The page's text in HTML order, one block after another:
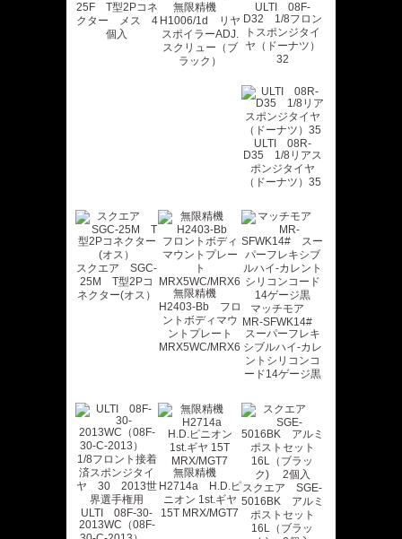
25F T型2Pコネ
クター メス 4
個入
無限精機
H1006/1d リヤ
スポイラーADJ.
スクリュー（ブ
ラック）
ULTI 08F-
D32 1/8フロン
トスポンジタイ
ヤ（ドーナツ）
32
ULTI 08R-
D35 1/8リアス
ポンジタイヤ
（ドーナツ）35
スクエア SGC-
25M T型2Pコ
ネクター(オス）
無限精機
H2403-Bb フロ
ントボディマウ
ントプレート
MRX5WC/MRX6
マッチモア
MR-SFWK14#
スーパーフレキ
シブルハイ‐カレ
ントシリコンコ
ード14ゲージ黒
ULTI 08F-30-
2013WC（08F-
無限精機
H2714a H.D.ピ
ニオン 1st.ギヤ
15T MRX/MGT7
スクエア SGE-
5016BK アルミ
ポストセット
16L（ブラッ